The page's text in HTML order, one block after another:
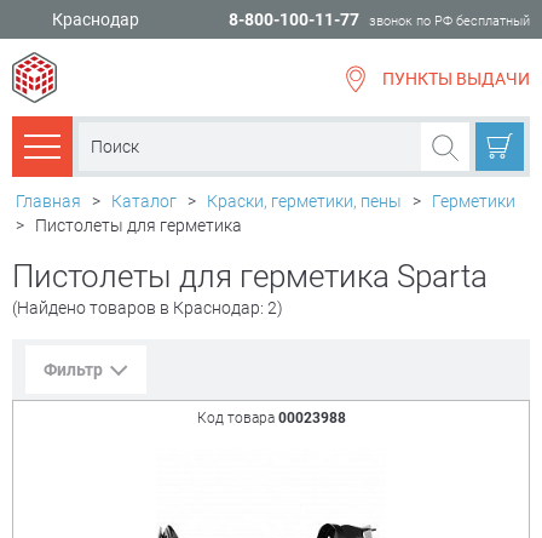
Краснодар 8-800-100-11-77 звонок по РФ бесплатный
ПУНКТЫ ВЫДАЧИ
Каталог товаров
Главная > Каталог > Краски, герметики, пены >
Герметики
>
Пистолеты для герметика
Пистолеты для герметика Sparta
(Найдено товаров в Краснодар: 2)
Фильтр
Код товара 00023988